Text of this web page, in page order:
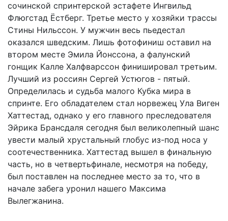
сочинской спринтерской эстафете Ингвильд
Флюгстад Ёстберг. Третье место у хозяйки трассы
Стины Нильссон. У мужчин весь пьедестал
оказался шведским. Лишь фотофиниш оставил на
втором месте Эмила Йонссона, а фалунский
гонщик Калле Халфварссон финишировал третьим.
Лучший из россиян Сергей Устюгов - пятый.
Определилась и судьба малого Кубка мира в
спринте. Его обладателем стал норвежец Ула Виген
Хаттестад, однако у его главного преследователя
Эйрика Брансдаля сегодня был великолепный шанс
увести малый хрустальный глобус из-под носа у
соотечественника. Хаттестад вышел в финальную
часть, но в четвертьфинале, несмотря на победу,
был поставлен на последнее место за то, что в
начале забега уронил нашего Максима
Вылегжанина.